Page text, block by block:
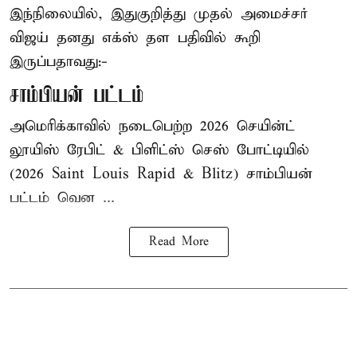
இந்நிலையில், இதுகுறித்து முதல் அமைச்சர்
விஜய் தனது எக்ஸ் தள பதிவில் கூறி
இருப்பதாவது:-
சாம்பியன் பட்டம்
அமெரிக்காவில் நடைபெற்ற 2026 செயின்ட்
லூயிஸ் ரேபிட் & பிளிட்ஸ் செஸ் போட்டியில்
(2026 Saint Louis Rapid & Blitz) சாம்பியன்
பட்டம் வென ...
Read More